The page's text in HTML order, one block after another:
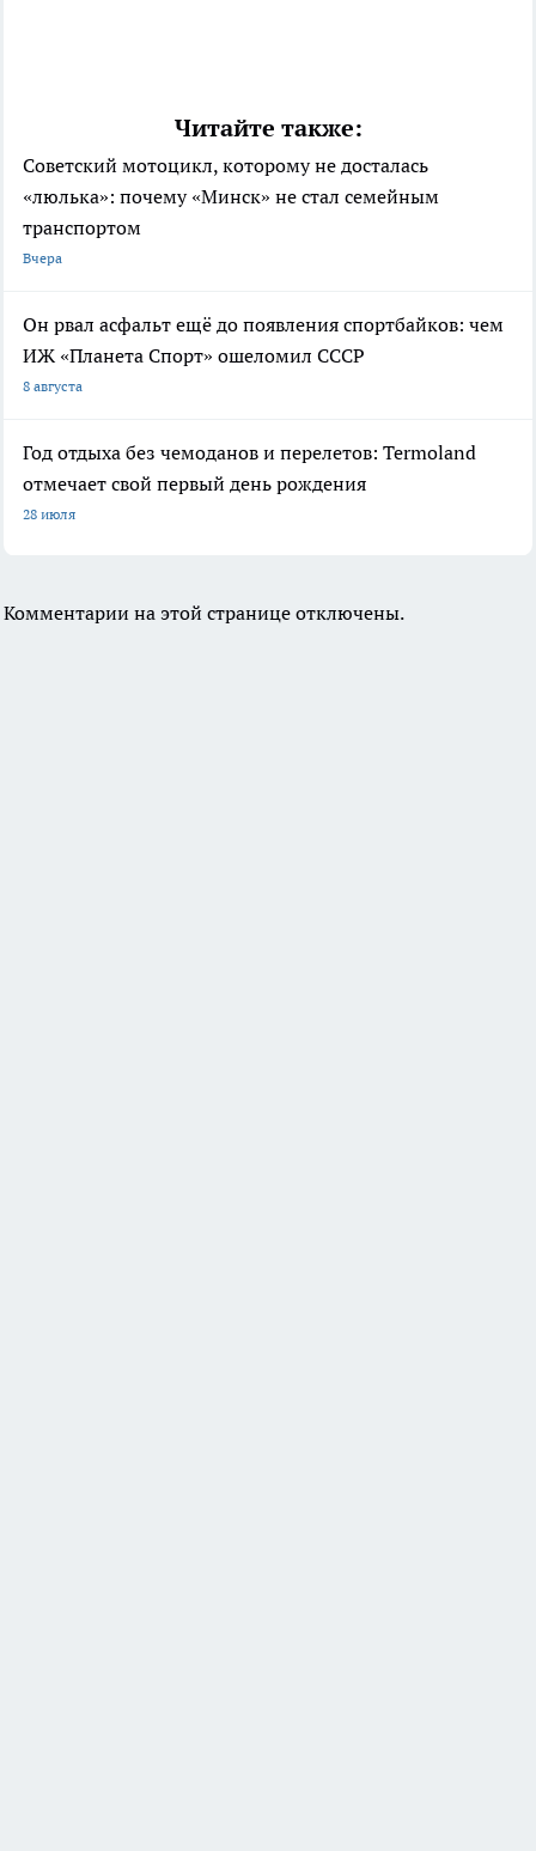
Читайте также:
Советский мотоцикл, которому не досталась
«люлька»: почему «Минск» не стал семейным
транспортом
Вчера
Он рвал асфальт ещё до появления спортбайков: чем
ИЖ «Планета Спорт» ошеломил СССР
8 августа
Год отдыха без чемоданов и перелетов: Termoland
отмечает свой первый день рождения
28 июля
Комментарии на этой странице отключены.